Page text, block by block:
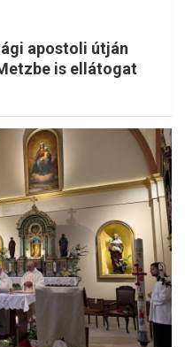
apostoli útján
is ellátogat